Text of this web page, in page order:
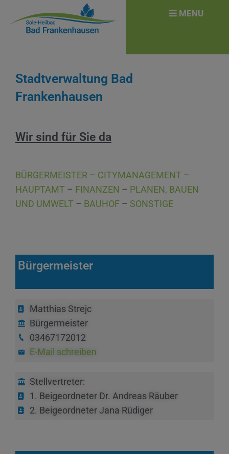
Stadtverwaltung Bad
Frankenhausen
Wir sind für Sie da
BÜRGERMEISTER – CITYMANAGEMENT –
HAUPTAMT – FINANZEN – PLANEN, BAUEN
UND UMWELT – BAUHOF – SONSTIGE
Bürgermeister
Matthias Strejc
Bürgermeister
03467172012
E-Mail schreiben
Stellvertreter:
1. Beigeordneter Dr. Andreas Räuber
2. Beigeordneter Jana Rüdiger